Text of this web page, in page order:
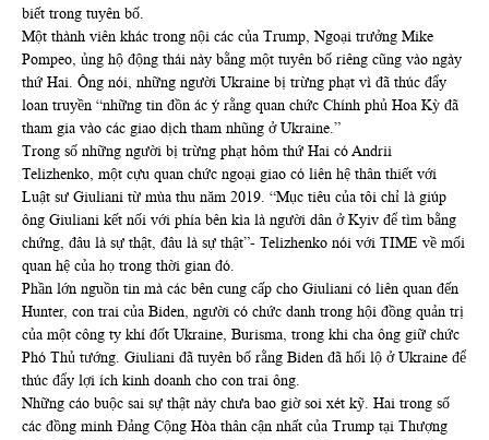
biết trong tuyên bố.
Một thành viên khác trong nội các của Trump, Ngoại trưởng Mike
Pompeo, ủng hộ động thái này bằng một tuyên bố riêng cũng vào ngày
thứ Hai. Ông nói, những người Ukraine bị trừng phạt vì đã thúc đẩy
loan truyền “những tin đồn ác ý rằng quan chức Chính phủ Hoa Kỳ đã
tham gia vào các giao dịch tham nhũng ở Ukraine.”
Trong số những người bị trừng phạt hôm thứ Hai có Andrii
Telizhenko, một cựu quan chức ngoại giao có liên hệ thân thiết với
Luật sư Giuliani từ mùa thu năm 2019. “Mục tiêu của tôi chỉ là giúp
ông Giuliani kết nối với phía bên kìa là người dân ở Kyiv để tìm bằng
chứng, đâu là sự thật, đâu là sự thật”- Telizhenko nói với TIME về mối
quan hệ của họ trong thời gian đó.
Phần lớn nguồn tin mà các bên cung cấp cho Giuliani có liên quan đến
Hunter, con trai của Biden, người có chức danh trong hội đồng quản trị
của một công ty khí đốt Ukraine, Burisma, trong khi cha ông giữ chức
Phó Thủ tướng. Giuliani đã tuyên bố rằng Biden đã hối lộ ở Ukraine để
thúc đẩy lợi ích kinh doanh cho con trai ông.
Những cáo buộc sai sự thật này chưa bao giờ soi xét kỹ. Hai trong số
các đồng minh Đảng Cộng Hòa thân cận nhất của Trump tại Thượng